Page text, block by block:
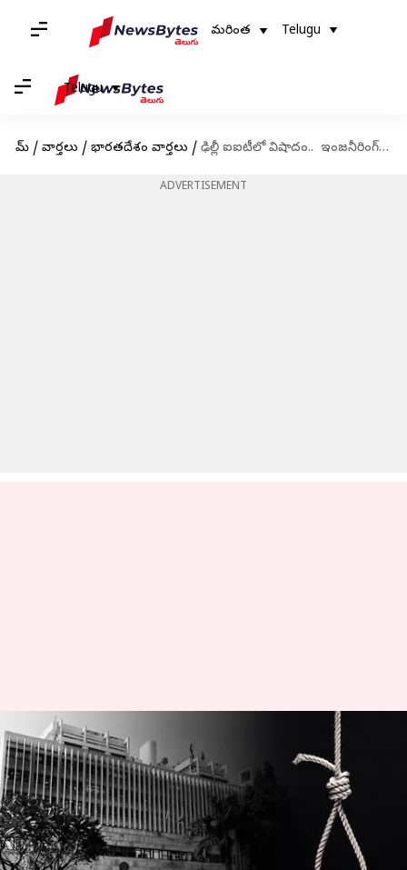
మరింత Telugu
Telugu
హోమ్ / వార్తలు / భారతదేశం వార్తలు / ఢిల్లీ ఐఐటీలో విషాదం.. ఇంజనీరింగ్ విద్యార్థి ఆత్మహత్య
ADVERTISEMENT
ఢిల్లీ ఐఐటీలో విషాదం.. ఇంజనీరింగ్
విద్యార్థి ఆత్మహత్య
వ్రాసిన వారు Sirish Praharaju Nov 02, 2023 11:47 am
ఈ వార్తాకథనం ఏంటి